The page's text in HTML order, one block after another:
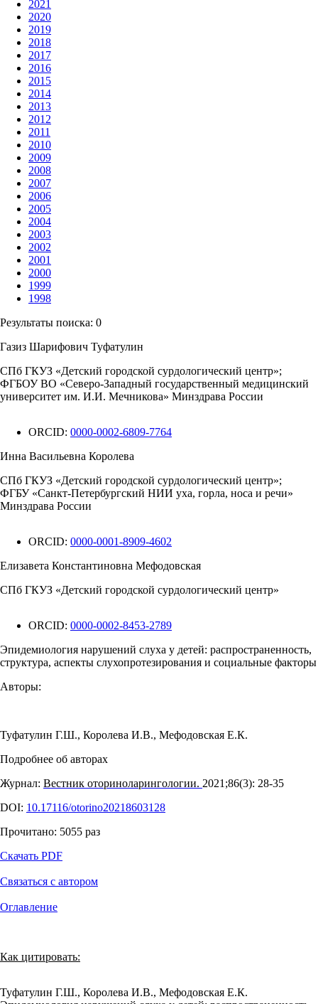
2021
2020
2019
2018
2017
2016
2015
2014
2013
2012
2011
2010
2009
2008
2007
2006
2005
2004
2003
2002
2001
2000
1999
1998
Результаты поиска: 0
Газиз Шарифович Туфатулин
СПб ГКУЗ «Детский городской сурдологический центр»;
ФГБОУ ВО «Северо-Западный государственный медицинский
университет им. И.И. Мечникова» Минздрава России
ORCID: 0000-0002-6809-7764
Инна Васильевна Королева
СПб ГКУЗ «Детский городской сурдологический центр»;
ФГБУ «Санкт-Петербургский НИИ уха, горла, носа и речи»
Минздрава России
ORCID: 0000-0001-8909-4602
Елизавета Константиновна Мефодовская
СПб ГКУЗ «Детский городской сурдологический центр»
ORCID: 0000-0002-8453-2789
Эпидемиология нарушений слуха у детей: распространенность,
структура, аспекты слухопротезирования и социальные факторы
Авторы:
Туфатулин Г.Ш., Королева И.В., Мефодовская Е.К.
Подробнее об авторах
Журнал: Вестник оториноларингологии. 2021;86(3): 28‑35
DOI: 10.17116/otorino20218603128
Прочитано: 5055 раз
Скачать PDF
Связаться с автором
Оглавление
Как цитировать:
Туфатулин Г.Ш., Королева И.В., Мефодовская Е.К.